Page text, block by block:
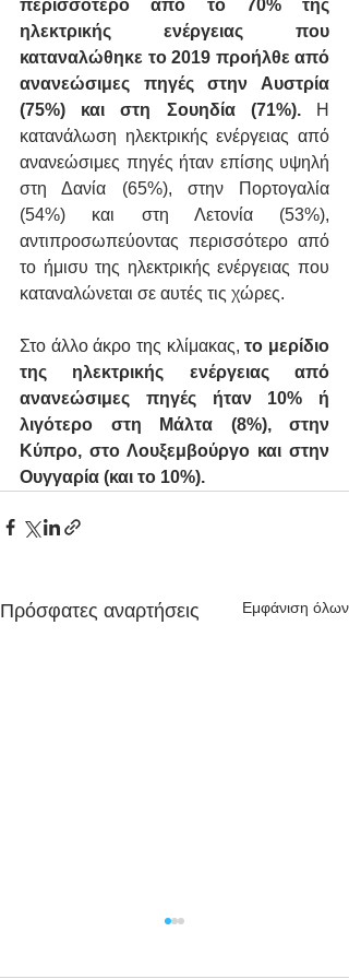
περισσότερο από το 70% της
ηλεκτρικής ενέργειας που
καταναλώθηκε το 2019 προήλθε από
ανανεώσιμες πηγές στην Αυστρία
(75%) και στη Σουηδία (71%). Η
κατανάλωση ηλεκτρικής ενέργειας από
ανανεώσιμες πηγές ήταν επίσης υψηλή
στη Δανία (65%), στην Πορτογαλία
(54%) και στη Λετονία (53%),
αντιπροσωπεύοντας περισσότερο από
το ήμισυ της ηλεκτρικής ενέργειας που
καταναλώνεται σε αυτές τις χώρες.
Στο άλλο άκρο της κλίμακας, το μερίδιο
της ηλεκτρικής ενέργειας από
ανανεώσιμες πηγές ήταν 10% ή
λιγότερο στη Μάλτα (8%), στην
Κύπρο, στο Λουξεμβούργο και στην
Ουγγαρία (και το 10%).
Πρόσφατες αναρτήσεις Εμφάνιση όλων